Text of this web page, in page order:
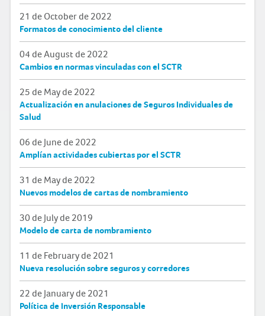
21 de October de 2022
Formatos de conocimiento del cliente
04 de August de 2022
Cambios en normas vinculadas con el SCTR
25 de May de 2022
Actualización en anulaciones de Seguros Individuales de
Salud
06 de June de 2022
Amplían actividades cubiertas por el SCTR
31 de May de 2022
Nuevos modelos de cartas de nombramiento
30 de July de 2019
Modelo de carta de nombramiento
11 de February de 2021
Nueva resolución sobre seguros y corredores
22 de January de 2021
Política de Inversión Responsable